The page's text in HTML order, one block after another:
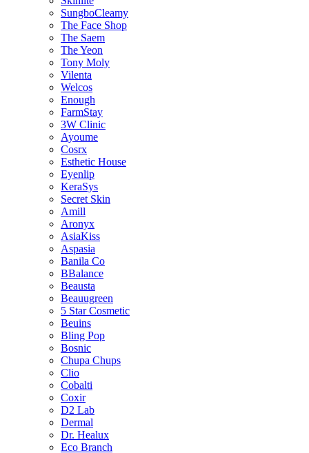
SungboCleamy
The Face Shop
The Saem
The Yeon
Tony Moly
Vilenta
Welcos
Enough
FarmStay
3W Clinic
Ayoume
Cosrx
Esthetic House
Eyenlip
KeraSys
Secret Skin
Amill
Aronyx
AsiaKiss
Aspasia
Banila Co
BBalance
Beausta
Beauugreen
5 Star Cosmetic
Beuins
Bling Pop
Bosnic
Chupa Chups
Clio
Cobalti
Coxir
D2 Lab
Dermal
Dr. Healux
Eco Branch